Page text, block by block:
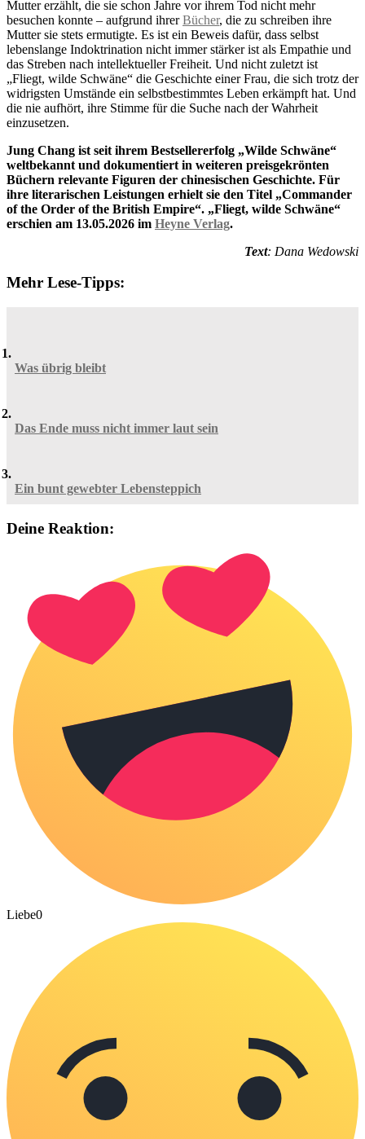
Mutter erzählt, die sie schon Jahre vor ihrem Tod nicht mehr
besuchen konnte – aufgrund ihrerBücher, die zu schreiben ihre
Mutter sie stets ermutigte. Es ist ein Beweis dafür, dass selbst
lebenslange Indoktrination nicht immer stärker ist als Empathie und
das Streben nach intellektueller Freiheit. Und nicht zuletzt ist
„Fliegt, wilde Schwäne“ die Geschichte einer Frau, die sich trotz der
widrigsten Umstände ein selbstbestimmtes Leben erkämpft hat. Und
die nie aufhört, ihre Stimme für die Suche nach der Wahrheit
einzusetzen.
Jung Chang ist seit ihrem Bestsellererfolg „Wilde Schwäne“
weltbekannt und dokumentiert in weiteren preisgekrönten
Büchern relevante Figuren der chinesischen Geschichte. Für
ihre literarischen Leistungen erhielt sie den Titel „Commander
of the Order of the British Empire“. „Fliegt, wilde Schwäne“
erschien am 13.05.2026 im Heyne Verlag.
Text: Dana Wedowski
Mehr Lese-Tipps:
Was übrig bleibt
Das Ende muss nicht immer laut sein
Ein bunt gewebter Lebensteppich
Deine Reaktion:
Liebe0